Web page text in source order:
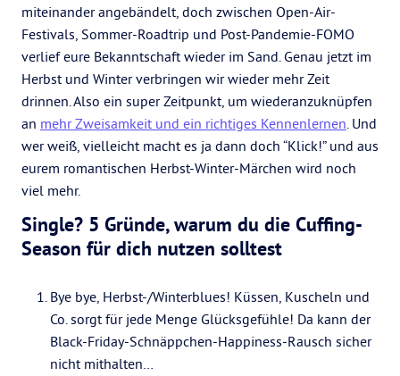
miteinander angebändelt, doch zwischen Open-Air-
Festivals, Sommer-Roadtrip und Post-Pandemie-FOMO
verlief eure Bekanntschaft wieder im Sand. Genau jetzt im
Herbst und Winter verbringen wir wieder mehr Zeit
drinnen. Also ein super Zeitpunkt, um wiederanzuknüpfen
an mehr Zweisamkeit und ein richtiges Kennenlernen. Und
wer weiß, vielleicht macht es ja dann doch “Klick!” und aus
eurem romantischen Herbst-Winter-Märchen wird noch
viel mehr.
Single? 5 Gründe, warum du die Cuffing-
Season für dich nutzen solltest
Bye bye, Herbst-/Winterblues! Küssen, Kuscheln und
Co. sorgt für jede Menge Glücksgefühle! Da kann der
Black-Friday-Schnäppchen-Happiness-Rausch sicher
nicht mithalten…